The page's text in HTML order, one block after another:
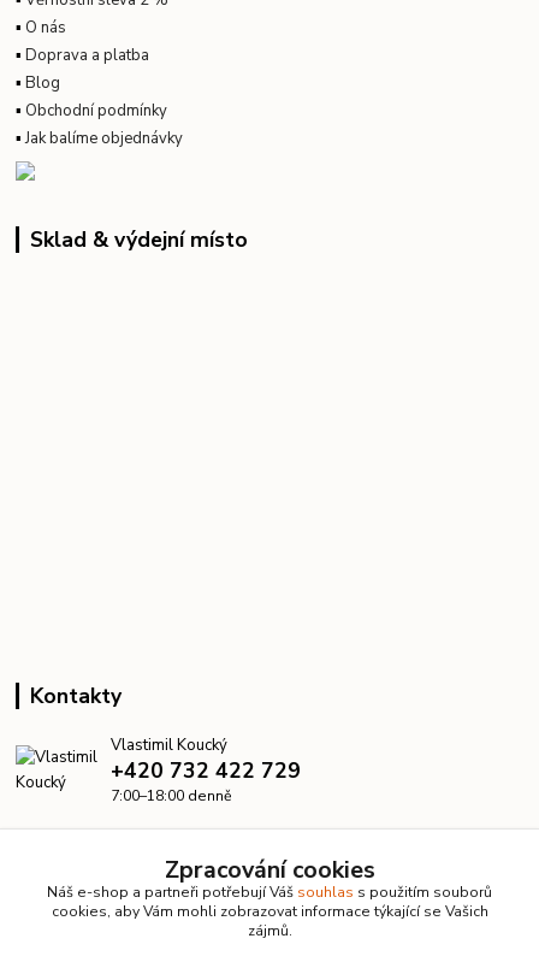
▪ O nás
▪Doprava a platba
▪Blog
▪ Obchodní podmínky
▪Jak balíme objednávky
Sklad & výdejní místo
Kontakty
Vlastimil Koucký
+420 732 422 729
7:00–18:00 denně
Zpracování cookies
Náš e-shop a partneři potřebují Váš souhlas s použitím souborů
cookies, aby Vám mohli zobrazovat informace týkající se Vašich
zájmů.